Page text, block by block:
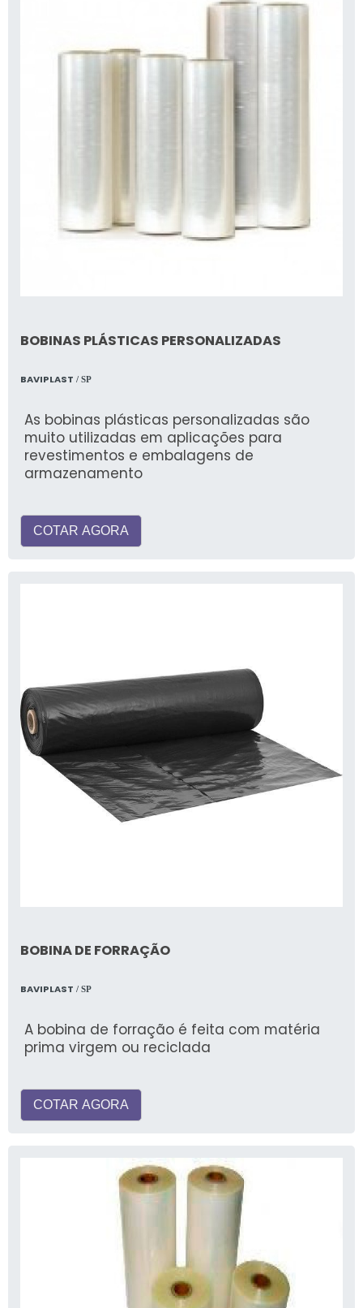
BOBINAS PLÁSTICAS PERSONALIZADAS
BAVIPLAST / SP
As bobinas plásticas personalizadas são
muito utilizadas em aplicações para
revestimentos e embalagens de
armazenamento
COTAR AGORA
BOBINA DE FORRAÇÃO
BAVIPLAST / SP
A bobina de forração é feita com matéria
prima virgem ou reciclada
COTAR AGORA